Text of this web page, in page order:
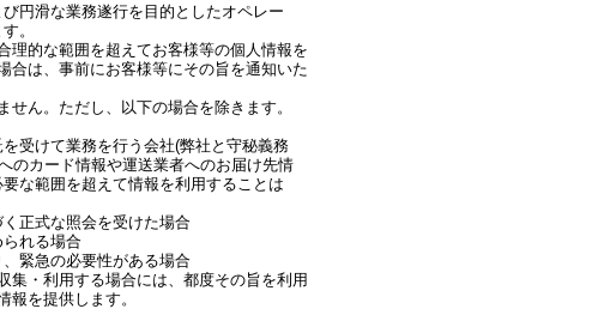
円滑な業務遂行を目的としたオペレー
。
理的な範囲を超えてお客様等の個人情報を
合は、事前にお客様等にその旨を通知いた
ん。ただし、以下の場合を除きます。
受けて業務を行う会社(弊社と守秘義務
のカード情報や運送業者へのお届け先情
な範囲を超えて情報を利用することは
正式な照会を受けた場合
れる場合
緊急の必要性がある場合
集・利用する場合には、都度その旨を利用
を提供します。